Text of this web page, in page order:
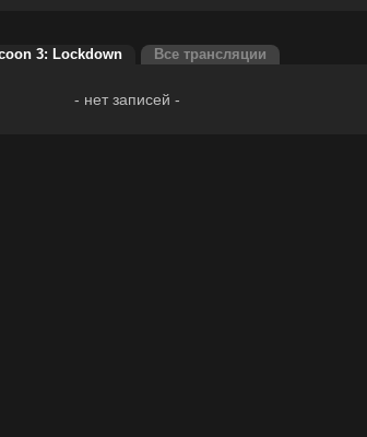
3: Lockdown Все трансляции
- нет записей -